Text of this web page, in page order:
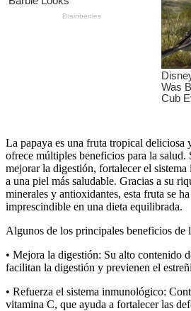
La papaya es una fruta tropical deliciosa
ofrece múltiples beneficios para la salud.
mejorar la digestión, fortalecer el
a una piel más saludable. Gracias a su
minerales y antioxidantes, esta fruta se
imprescindible en una dieta equilibrada.
Algunos de los principales beneficios de
• Mejora la digestión: Su alto contenido
facilitan la digestión y previenen el
• Refuerza el sistema inmunológico:
vitamina C, que ayuda a fortalecer las